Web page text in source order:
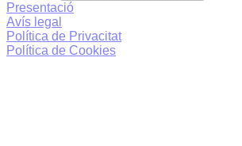
Presentació
Avís legal
Política de Privacitat
Política de Cookies